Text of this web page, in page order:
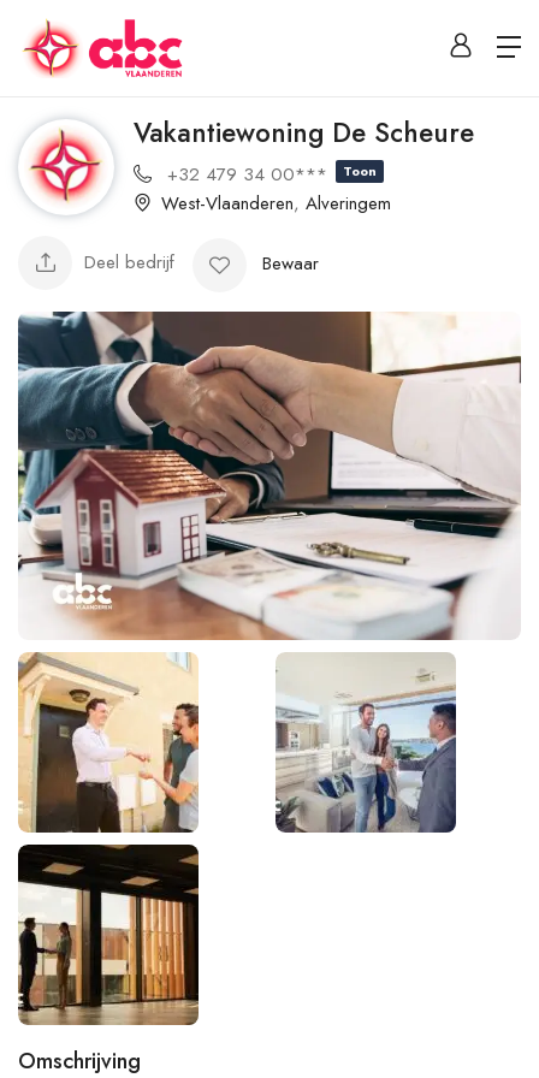
Vakantiewoning De Scheure
+32 479 34 00*** Toon
West-Vlaanderen, Alveringem
Deel bedrijf Bewaar
Omschrijving